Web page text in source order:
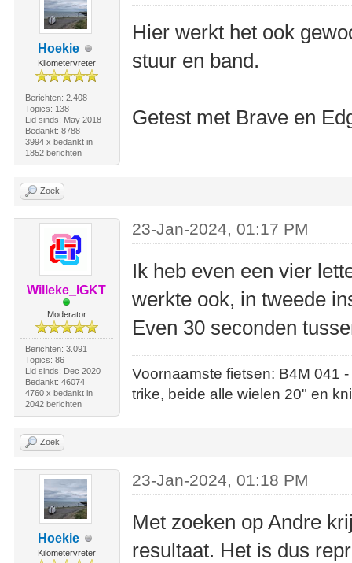
Hoekie
Kilometervreter
Berichten: 2.408
Topics: 138
Lid sinds: May 2018
Bedankt: 8788
3994 x bedankt in
1852 berichten
Hier werkt het ook
stuur en band.
Getest met Brave en
Zoek
Willeke_IGKT
Moderator
Berichten: 3.091
Topics: 86
Lid sinds: Dec 2020
Bedankt: 46074
4760 x bedankt in
2042 berichten
23-Jan-2024, 01:17 PM
Ik heb even een vier
werkte ook, in tweede
Even 30 seconden
Voornaamste fietsen: B4M
trike, beide alle wielen 20" en
Zoek
Hoekie
Kilometervreter
23-Jan-2024, 01:18 PM
Met zoeken op Andre
resultaat. Het is dus